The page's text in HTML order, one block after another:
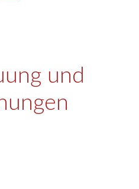
und